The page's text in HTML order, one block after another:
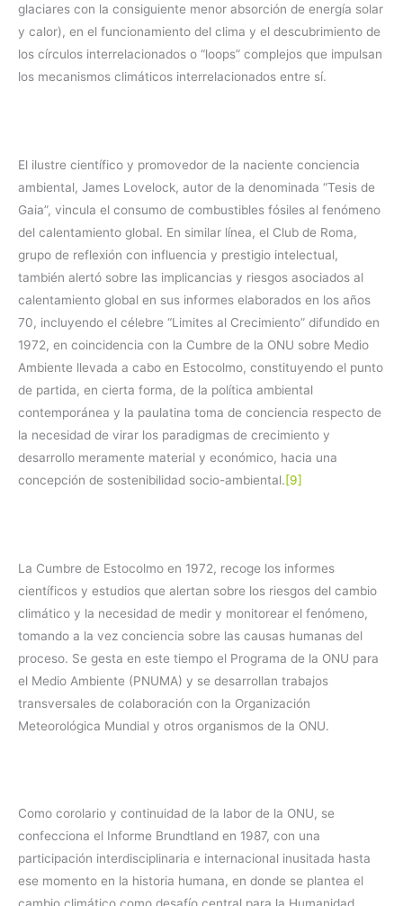
glaciares con la consiguiente menor absorción de energía solar
y calor), en el funcionamiento del clima y el descubrimiento de
los círculos interrelacionados o “loops” complejos que impulsan
los mecanismos climáticos interrelacionados entre sí.
El ilustre científico y promovedor de la naciente conciencia
ambiental, James Lovelock, autor de la denominada “Tesis de
Gaia”, vincula el consumo de combustibles fósiles al fenómeno
del calentamiento global. En similar línea, el Club de Roma,
grupo de reflexión con influencia y prestigio intelectual,
también alertó sobre las implicancias y riesgos asociados al
calentamiento global en sus informes elaborados en los años
70, incluyendo el célebre “Limites al Crecimiento” difundido en
1972, en coincidencia con la Cumbre de la ONU sobre Medio
Ambiente llevada a cabo en Estocolmo, constituyendo el punto
de partida, en cierta forma, de la política ambiental
contemporánea y la paulatina toma de conciencia respecto de
la necesidad de virar los paradigmas de crecimiento y
desarrollo meramente material y económico, hacia una
concepción de sostenibilidad socio-ambiental.[9]
La Cumbre de Estocolmo en 1972, recoge los informes
científicos y estudios que alertan sobre los riesgos del cambio
climático y la necesidad de medir y monitorear el fenómeno,
tomando a la vez conciencia sobre las causas humanas del
proceso. Se gesta en este tiempo el Programa de la ONU para
el Medio Ambiente (PNUMA) y se desarrollan trabajos
transversales de colaboración con la Organización
Meteorológica Mundial y otros organismos de la ONU.
Como corolario y continuidad de la labor de la ONU, se
confecciona el Informe Brundtland en 1987, con una
participación interdisciplinaria e internacional inusitada hasta
ese momento en la historia humana, en donde se plantea el